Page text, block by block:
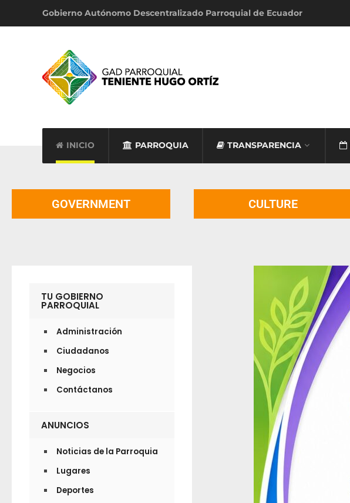
Gobierno Autónomo Descentralizado Parroquial de Ecuador
INICIO PARROQUIA TRANSPARENCIA
GOVERNMENT CULTURE
TU GOBIERNO
PARROQUIAL
Administración
Ciudadanos
Negocios
Contáctanos
ANUNCIOS
Noticias de la Parroquia
Lugares
Deportes